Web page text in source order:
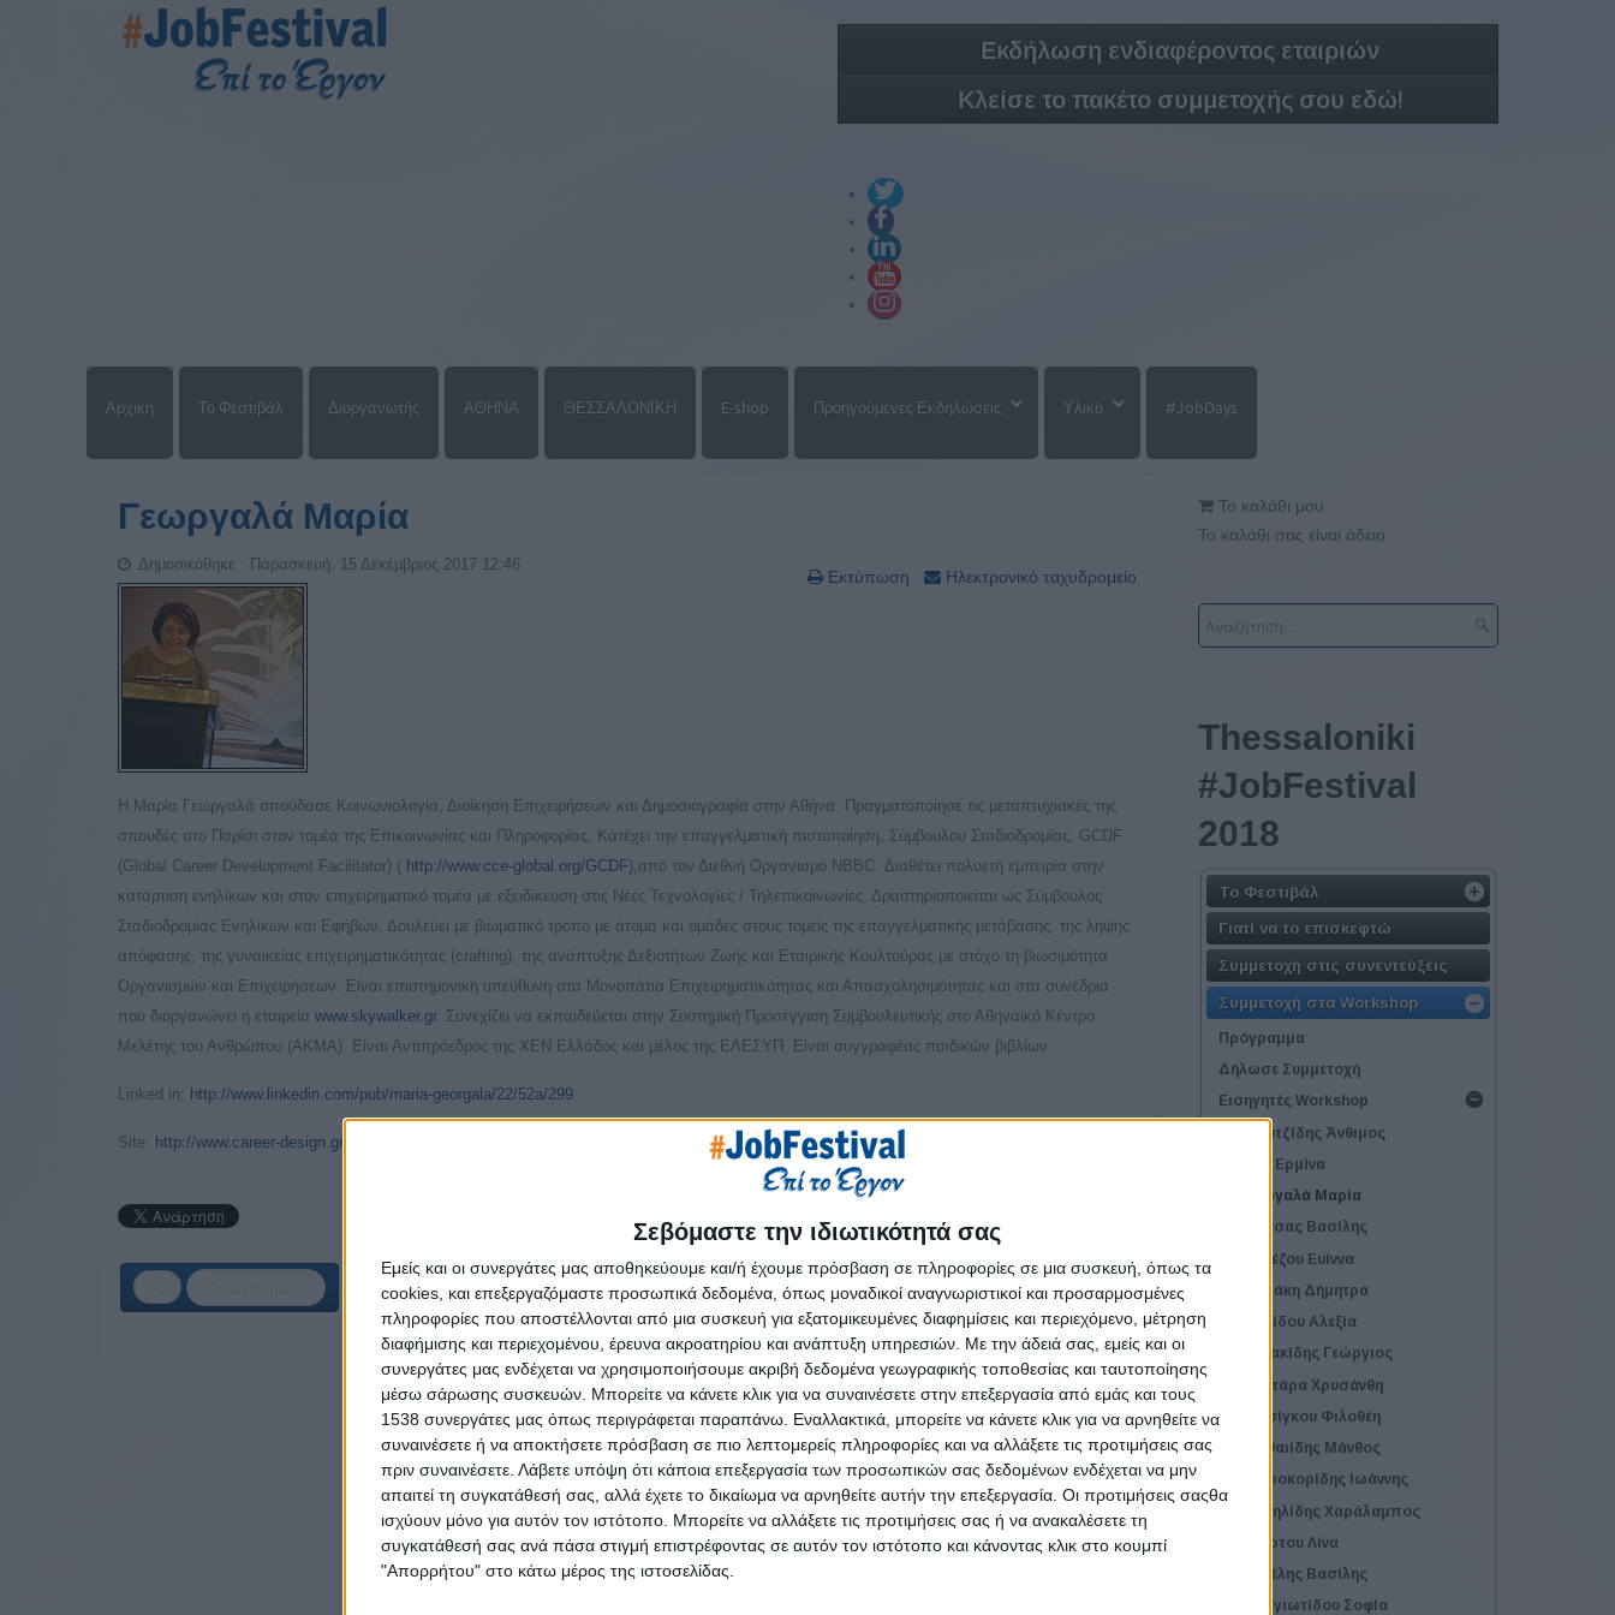
Σεβόμαστε την ιδιωτικότητά σας
Εμείς και οι συνεργάτες μας αποθηκεύουμε και/ή έχουμε πρόσβαση σε πληροφορίες σε μια συσκευή, όπως τα
cookies, και επεξεργαζόμαστε προσωπικά δεδομένα, όπως μοναδικοί αναγνωριστικοί και προσαρμοσμένες
πληροφορίες που αποστέλλονται από μια συσκευή για εξατομικευμένες διαφημίσεις και περιεχόμενο, μέτρηση
διαφήμισης και περιεχομένου, έρευνα ακροατηρίου και ανάπτυξη υπηρεσιών. Με την άδειά σας, εμείς και οι
συνεργάτες μας ενδέχεται να χρησιμοποιήσουμε ακριβή δεδομένα γεωγραφικής τοποθεσίας και ταυτοποίησης
μέσω σάρωσης συσκευών. Μπορείτε να κάνετε κλικ για να συναινέσετε στην επεξεργασία από εμάς και τους
1538 συνεργάτες μας όπως περιγράφεται παραπάνω. Εναλλακτικά, μπορείτε να κάνετε κλικ για να αρνηθείτε να
συναινέσετε ή να αποκτήσετε πρόσβαση σε πιο λεπτομερείς πληροφορίες και να αλλάξετε τις προτιμήσεις σας
πριν συναινέσετε. Λάβετε υπόψη ότι κάποια επεξεργασία των προσωπικών σας δεδομένων ενδέχεται να μην
απαιτεί τη συγκατάθεσή σας, αλλά έχετε το δικαίωμα να αρνηθείτε αυτήν την επεξεργασία. Οι προτιμήσεις σαςθα
ισχύουν μόνο για αυτόν τον ιστότοπο. Μπορείτε να αλλάξετε τις προτιμήσεις σας ή να ανακαλέσετε τη
συγκατάθεσή σας ανά πάσα στιγμή επιστρέφοντας σε αυτόν τον ιστότοπο και κάνοντας κλικ στο κουμπί
"Απορρήτου" στο κάτω μέρος της ιστοσελίδας.
Εκδήλωση ενδιαφέροντος εταιριών
Κλείσε το πακέτο συμμετοχής σου εδώ!
Αρχική Το Φεστιβάλ Διοργανωτής ΑΘΗΝΑ ΘΕΣΣΑΛΟΝΙΚΗ E-shop Προηγούμενες Εκδηλώσεις Υλικό #JobDays
Γεωργαλά Μαρία
Εκτύπωση Ηλεκτρονικό ταχυδρομείο
Δημοσιεύθηκε : Παρασκευή, 15 Δεκέμβριος 2017 12:46
Η Μαρία Γεωργαλά σπούδασε Κοινωνιολογία, Διοίκηση Επιχειρήσεων και Δημοσιογραφία στην Αθήνα. Πραγματοποίησε τις μεταπτυχιακές της
σπουδές στο Παρίσι στον τομέα της Επικοινωνίας και Πληροφορίας. Κατέχει την επαγγελματική πιστοποίηση, Σύμβουλου Σταδιοδρομίας, GCDF
(Global Career Development Facilitator) ( http://www.cce-global.org/GCDF),από τον Διεθνή Οργανισμό NBBC. Διαθέτει πολυετή εμπειρία στην
κατάρτιση ενηλίκων και στον επιχειρηματικό τομέα με εξειδίκευση στις Νέες Τεχνολογίες / Τηλεπικοινωνίες. Δραστηριοποιείται ως Σύμβουλος
Σταδιοδρομίας Ενηλίκων και Εφήβων. Δουλεύει με βιωματικό τρόπο με άτομα και ομάδες στους τομείς της επαγγελματικής μετάβασης, της λήψης
απόφασης, της γυναικείας επιχειρηματικότητας (crafting), της ανάπτυξης Δεξιοτήτων Ζωής και Εταιρικής Κουλτούρας με στόχο τη βιωσιμότητα
Οργανισμών και Επιχειρήσεων. Είναι επιστημονική υπεύθυνη στα Μονοπάτια Επιχειρηματικότητας και Απασχολησιμότητας και στα συνέδρια
που διοργανώνει η εταιρεία www.skywalker.gr. Συνεχίζει να εκπαιδεύεται στην Συστημική Προσέγγιση Συμβουλευτικής στο Αθηναϊκό Κέντρο
Μελέτης του Ανθρώπου (ΑΚΜΑ). Είναι Αντιπρόεδρος της ΧΕΝ Ελλάδος και μέλος της ΕΛΕΣΥΠ. Είναι συγγραφέας παιδικών βιβλίων.
Linked in: http://www.linkedin.com/pub/maria-georgala/22/52a/299
Site: http://www.career-design.gr
Το καλάθι μου
Το καλάθι σας είναι άδειο.
Τhessaloniki
#JobFestival
2018
Το Φεστιβάλ
Γιατί να το επισκεφτώ
Συμμετοχή στις συνεντεύξεις
Συμμετοχή στα Workshop
Πρόγραμμα
Δήλωσε Συμμετοχή
Εισηγητές Workshop
Αρουτζίδης Άνθιμος
Γάκη Ερμίνα
Γεωργαλά Μαρία
Δήμτσας Βασίλης
Εγγλέζου Ευίννα
Ζερβάκη Δήμητρα
Κιτικίδου Αλεξία
Κυριακίδης Γεώργιος
Κωστάρα Χρυσάνθη
Ματσίγκου Φιλοθέη
Ματθαιίδης Μάνθος
Μαυροκορίδης Ιωάννης
Μιχαηλίδης Χαράλαμπος
Μπέρτου Λίνα
Νιγδέλης Βασίλης
Παναγιωτίδου Σοφία